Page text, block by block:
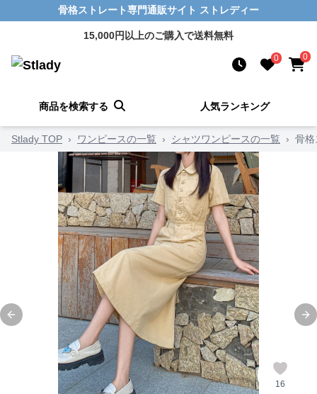
骨格ストレート専門通販サイト ストレディー
15,000円以上のご購入で送料無料
0 0
商品を検索する 人気ランキング
Stlady TOP › ワンピースの一覧 › シャツワンピースの一覧 › 骨格
Previous slide
16